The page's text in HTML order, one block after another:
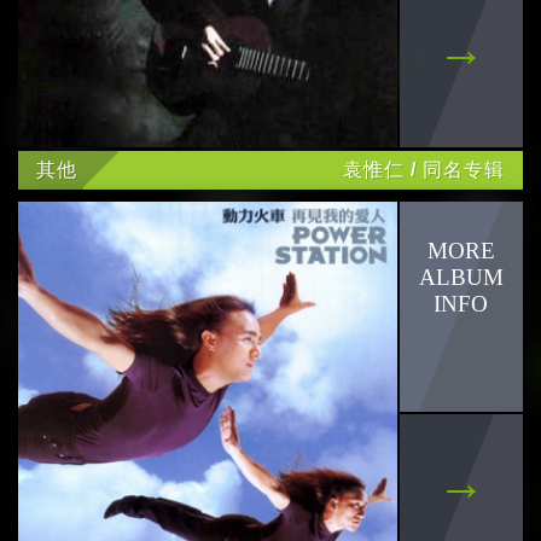
木木 林苇妮
babyMINT
没有才能
郑馥仪
刘子绚
掰掰啾啾
爽爽猫
其他 袁惟仁 / 同名专辑